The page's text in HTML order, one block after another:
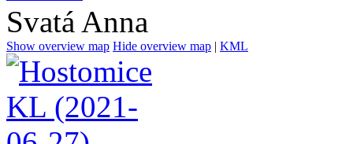
Svatá Anna
Show overview map Hide overview map | KML